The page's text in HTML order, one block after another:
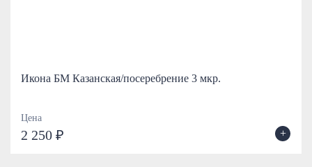
Икона БМ Казанская/посеребрение 3 мкр.
Цена
2 250 ₽ +